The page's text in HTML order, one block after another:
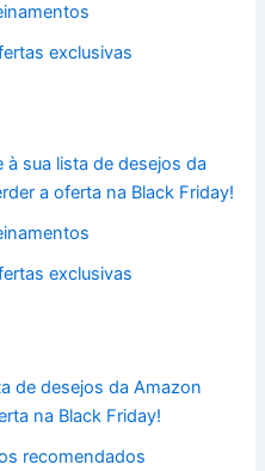
exclusivas
à sua lista de desejos da
a oferta na Black Friday!
exclusivas
de desejos da Amazon
na Black Friday!
recomendados